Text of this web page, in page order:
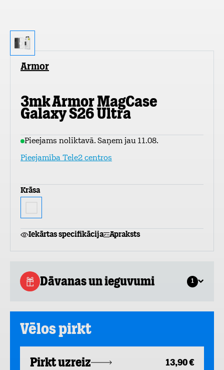
Armor
3mk Armor MagCase
Galaxy S26 Ultra
Pieejams noliktavā. Saņem jau 11.08.
Pieejamība Tele2 centros
Krāsa
Iekārtas specifikācija Apraksts
Dāvanas un ieguvumi 1
Vēlos pirkt
Pirkt uzreiz 13,90 €